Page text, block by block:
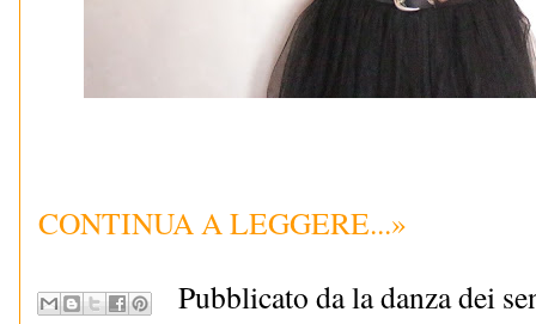
CONTINUA A LEGGERE...»
Pubblicato da la danza dei